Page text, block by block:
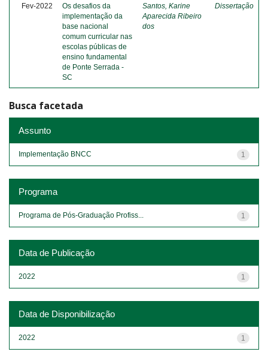
Fev-2022
Os desafios da
implementação da
base nacional
comum curricular nas
escolas públicas de
ensino fundamental
de Ponte Serrada -
SC
Santos, Karine
Aparecida Ribeiro
dos
Dissertação
Busca facetada
Assunto
1
Implementação BNCC
Programa
1
Programa de Pós-Graduação Profiss...
Data de Publicação
1
2022
Data de Disponibilização
1
2022